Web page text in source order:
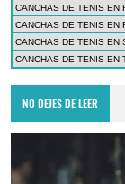
CANCHAS DE TENIS EN
CANCHAS DE TENIS EN
CANCHAS DE TENIS EN
CANCHAS DE TENIS EN
NO DEJES DE LEER